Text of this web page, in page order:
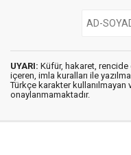
UYARI: Küfür, hakaret, rencide
içeren, imla kuralları ile
Türkçe karakter kullanılmayan
onaylanmamaktadır.